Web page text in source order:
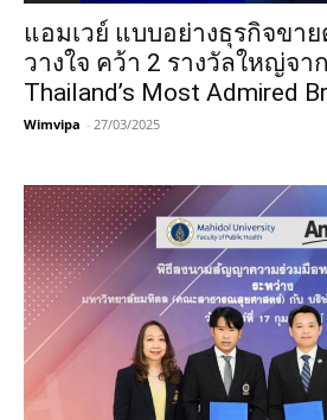
แอมเวย์ แบบอย่างธุรกิจขา
วางใจ คว้า 2 รางวัลใหญ่จา
Thailand’s Most Admired
Wimvipa - 27/03/2025